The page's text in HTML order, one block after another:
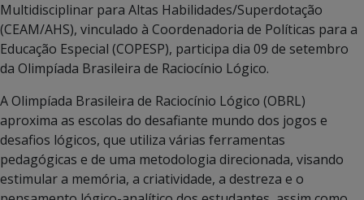
Multidisciplinar para Altas Habilidades/Superdotação
(CEAM/AHS), vinculado à Coordenadoria de Políticas para a
Educação Especial (COPESP), participa dia 09 de setembro
da Olimpíada Brasileira de Raciocínio Lógico.
A Olimpíada Brasileira de Raciocínio Lógico (OBRL)
aproxima as escolas do desafiante mundo dos jogos e
desafios lógicos, que utiliza várias ferramentas
pedagógicas e de uma metodologia direcionada, visando
estimular a memória, a criatividade, a destreza e o